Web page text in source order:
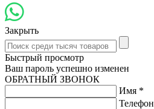
Закрыть
Быстрый просмотр
Ваш пароль успешно изменен
ОБРАТНЫЙ ЗВОНОК
Имя *
Телефон